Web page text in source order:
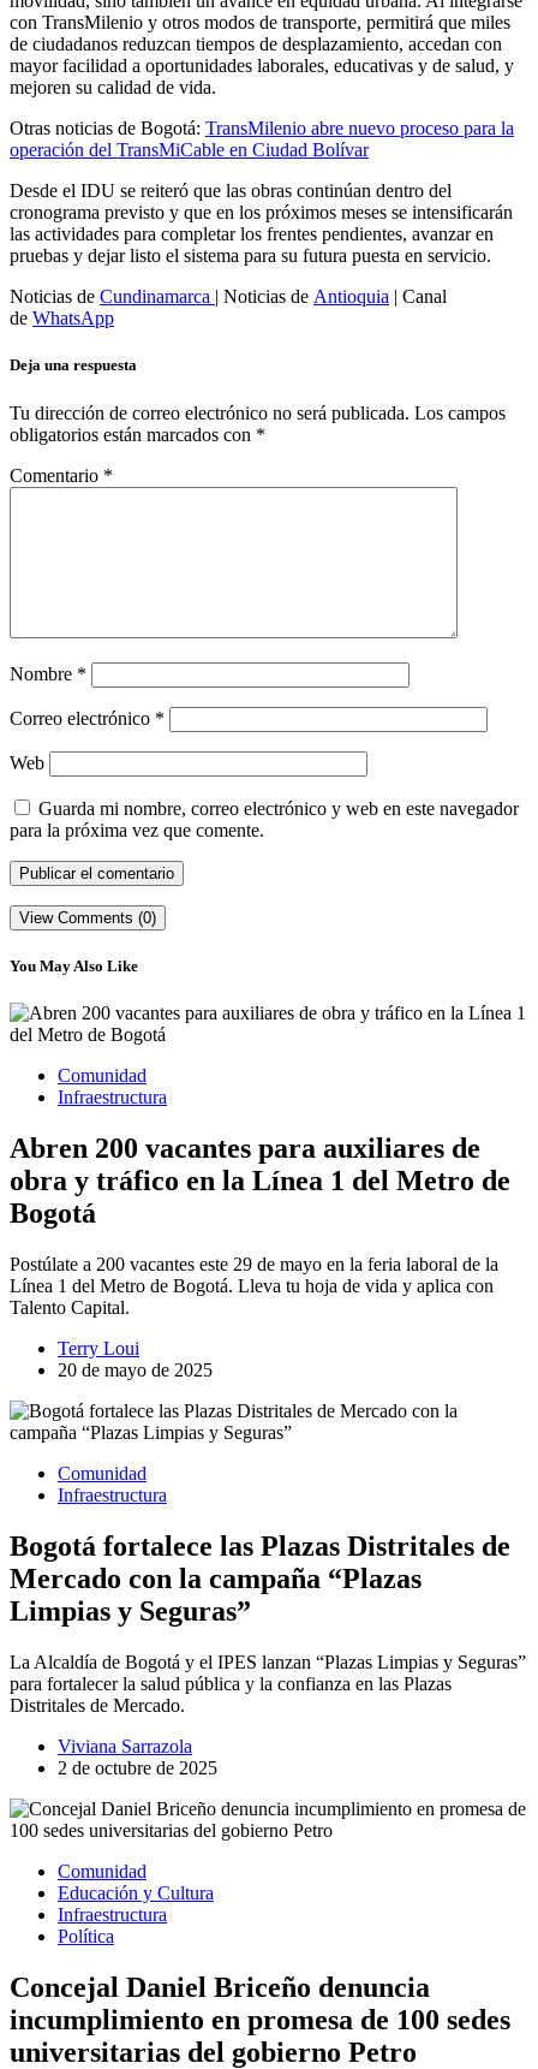
con TransMilenio y otros modos de transporte, permitirá que miles
de ciudadanos reduzcan tiempos de desplazamiento, accedan con
mayor facilidad a oportunidades laborales, educativas y de salud, y
mejoren su calidad de vida.
Otras noticias de Bogotá: TransMilenio abre nuevo proceso para la
operación del TransMiCable en Ciudad Bolívar
Desde el IDU se reiteró que las obras continúan dentro del
cronograma previsto y que en los próximos meses se intensificarán
las actividades para completar los frentes pendientes, avanzar en
pruebas y dejar listo el sistema para su futura puesta en servicio.
Noticias de Cundinamarca | Noticias de Antioquia | Canal
de WhatsApp
Deja una respuesta
Tu dirección de correo electrónico no será publicada. Los campos
obligatorios están marcados con *
Comentario *
Nombre *
Correo electrónico *
Web
Guarda mi nombre, correo electrónico y web en este navegador
para la próxima vez que comente.
View Comments (0)
You May Also Like
Comunidad
Infraestructura
Abren 200 vacantes para auxiliares de
obra y tráfico en la Línea 1 del Metro de
Bogotá
Postúlate a 200 vacantes este 29 de mayo en la feria laboral de la
Línea 1 del Metro de Bogotá. Lleva tu hoja de vida y aplica con
Talento Capital.
Terry Loui
20 de mayo de 2025
Comunidad
Infraestructura
Bogotá fortalece las Plazas Distritales de
Mercado con la campaña “Plazas
Limpias y Seguras”
La Alcaldía de Bogotá y el IPES lanzan “Plazas Limpias y Seguras”
para fortalecer la salud pública y la confianza en las Plazas
Distritales de Mercado.
Viviana Sarrazola
2 de octubre de 2025
Comunidad
Educación y Cultura
Infraestructura
Política
Concejal Daniel Briceño denuncia
incumplimiento en promesa de 100 sedes
universitarias del gobierno Petro